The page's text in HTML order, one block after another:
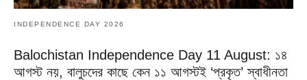
INDEPENDENCE DAY 2026
Balochistan Independence Day 11 August: ১৪
আগস্ট নয়, বালুচদের কাছে কেন ১১ আগস্টই ‘প্রকৃত’ স্বাধীনতা